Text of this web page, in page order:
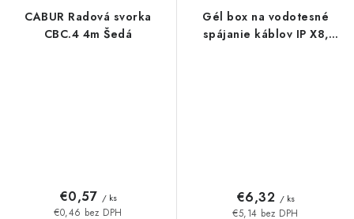
CABUR Radová svorka
CBC.4 4m Šedá
€0,46 bez DPH
€0,57 / ks
Gél box na vodotesné
spájanie káblov IP X8,
€5,14 bez DPH
€6,32 / ks